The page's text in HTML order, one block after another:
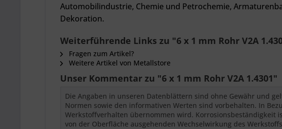
Automobilindustrie, Chemie und Petrochemie,
Dekoration.
Weiterführende Links zu "6 x 1 mm Rohr V2A
Fragen zum Artikel?
Weitere Artikel von Metallstore
Unser Kommentar zu "6 x 1 mm Rohr V2A 1.4301"
Die Angaben in unseren Datenblättern sind ohne Gewähr und
Normen sowie den informativen Werten sind vorbehalten. In
Werkstoffverhalten übernommen wird. Korrosionsbeständigkeit
von der Oberfläche ausgehenden Wechselwirkung des